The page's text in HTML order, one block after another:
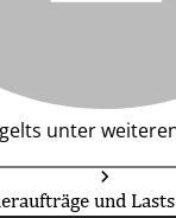
unter
und